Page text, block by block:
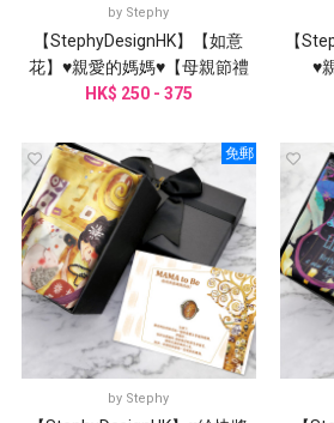
by Stephy
【StephyDesignHK】【如意
花】♥親愛的媽媽♥【母親節禮
物】絲巾禮盒
HK$ 250 - 375
【
♥
免郵
by Stephy